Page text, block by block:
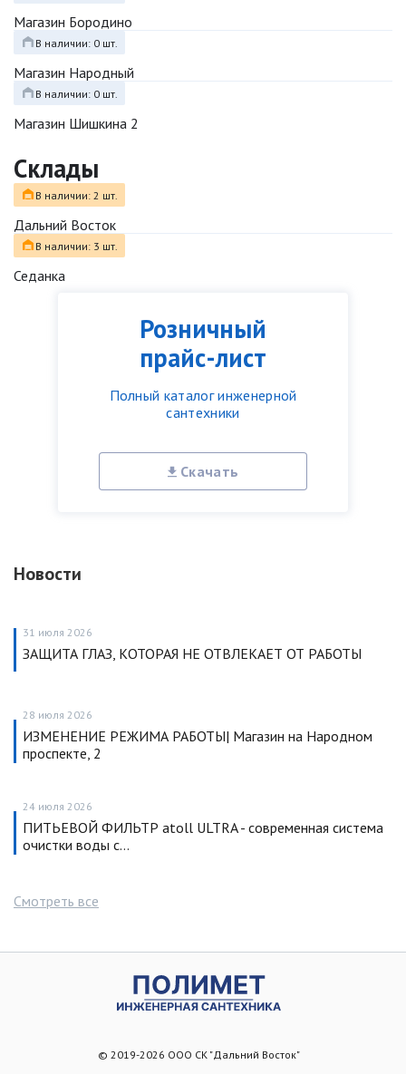
Розничный
прайс-лист
Полный каталог инженерной
сантехники
Скачать
Новости
31 июля 2026
ЗАЩИТА ГЛАЗ, КОТОРАЯ НЕ ОТВЛЕКАЕТ ОТ РАБОТЫ
28 июля 2026
ИЗМЕНЕНИЕ РЕЖИМА РАБОТЫ| Магазин на Народном
проспекте, 2
24 июля 2026
ПИТЬЕВОЙ ФИЛЬТР atoll ULTRA - современная система
очистки воды с…
Смотреть все
Магазин Бородино
В наличии: 0 шт.
Магазин Народный
В наличии: 0 шт.
Магазин Шишкина 2
Склады
В наличии: 2 шт.
Дальний Восток
В наличии: 3 шт.
Седанка
© 2019-2026 ООО СК "Дальний Восток"